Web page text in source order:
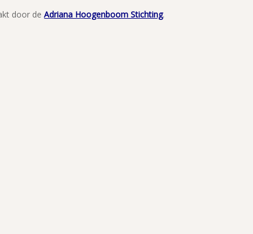
door deAdriana Hoogenboom Stichting.